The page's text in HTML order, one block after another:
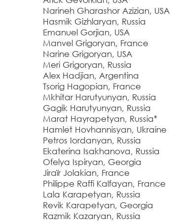
Narineh Gharashor Azizian, USA
Hasmik Gizhlaryan, Russia
Emanuel Gorjian, USA
Manvel Grigoryan, France
Narine Grigoryan, USA
Meri Grigoryan, Russia
Alex Hadjian, Argentina
Tsorig Hagopian, France
Mkhitar Harutyunyan, Russia
Gagik Harutyunyan, Russia
Marat Hayrapetyan, Russia*
Hamlet Hovhannisyan, Ukraine
Petros Iordanyan, Russia
Ekaterina Isakhanova, Russia
Ofelya Ispiryan, Georgia
Jiraïr Jolakian, France
Philippe Raffi Kalfayan, France
Lala Karapetyan, Russia
Revik Karapetyan, Georgia
Razmik Kazaryan, Russia